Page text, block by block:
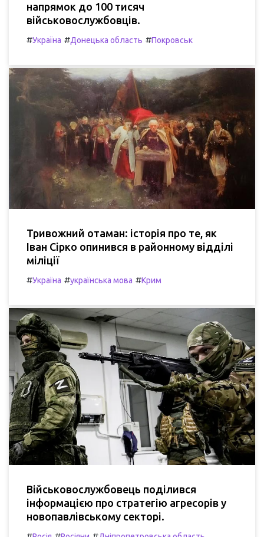
напрямок до 100 тисяч
військовослужбовців.
#Україна #Донецька область #Покровськ
Тривожний отаман: історія про те, як
Іван Сірко опинився в районному відділі
міліції
#Україна #українська мова #Крим
Військовослужбовець поділився
інформацією про стратегію агресорів у
новопавлівському секторі.